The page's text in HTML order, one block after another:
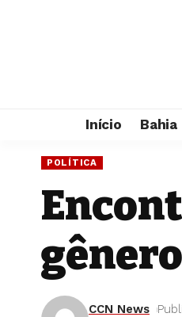
Início Bahia
POLÍTICA
CCN News